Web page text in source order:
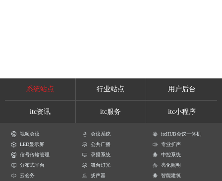
系统站点 行业站点 用户后台
itc资讯 itc服务 itc小程序
视频会议 会议系统
itcHUB会议一体机
LED显示屏
公共广播
专业扩声
信号传输管理
录播系统
中控系统
分布式平台
舞台灯光
亮化照明
云会务
扬声器
智能建筑